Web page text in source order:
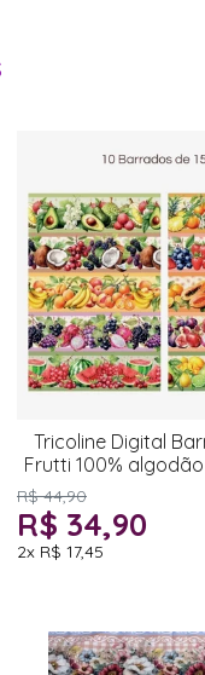
Tricoline Digital
Frutti 100%
R$ 44,90
R$ 34,90
2x R$ 17,45